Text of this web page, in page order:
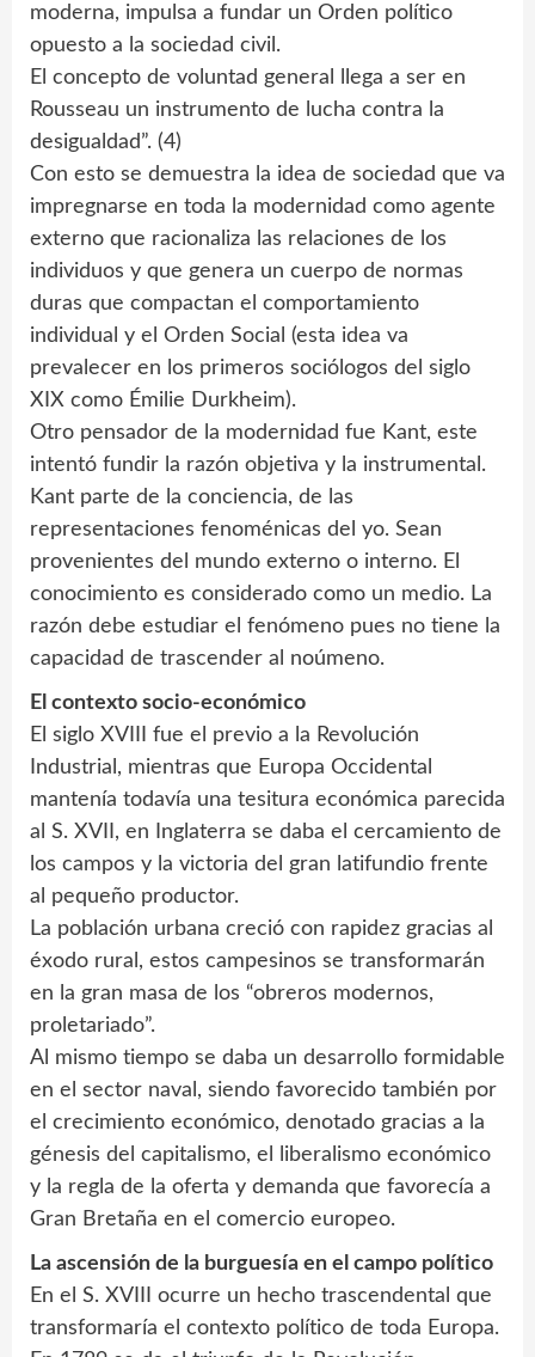
moderna, impulsa a fundar un Orden político
opuesto a la sociedad civil.
El concepto de voluntad general llega a ser en
Rousseau un instrumento de lucha contra la
desigualdad”. (4)
Con esto se demuestra la idea de sociedad que va
impregnarse en toda la modernidad como agente
externo que racionaliza las relaciones de los
individuos y que genera un cuerpo de normas
duras que compactan el comportamiento
individual y el Orden Social (esta idea va
prevalecer en los primeros sociólogos del siglo
XIX como Émilie Durkheim).
Otro pensador de la modernidad fue Kant, este
intentó fundir la razón objetiva y la instrumental.
Kant parte de la conciencia, de las
representaciones fenoménicas del yo. Sean
provenientes del mundo externo o interno. El
conocimiento es considerado como un medio. La
razón debe estudiar el fenómeno pues no tiene la
capacidad de trascender al noúmeno.
El contexto socio-económico
El siglo XVIII fue el previo a la Revolución
Industrial, mientras que Europa Occidental
mantenía todavía una tesitura económica parecida
al S. XVII, en Inglaterra se daba el cercamiento de
los campos y la victoria del gran latifundio frente
al pequeño productor.
La población urbana creció con rapidez gracias al
éxodo rural, estos campesinos se transformarán
en la gran masa de los “obreros modernos,
proletariado”.
Al mismo tiempo se daba un desarrollo formidable
en el sector naval, siendo favorecido también por
el crecimiento económico, denotado gracias a la
génesis del capitalismo, el liberalismo económico
y la regla de la oferta y demanda que favorecía a
Gran Bretaña en el comercio europeo.
La ascensión de la burguesía en el campo político
En el S. XVIII ocurre un hecho trascendental que
transformaría el contexto político de toda Europa.